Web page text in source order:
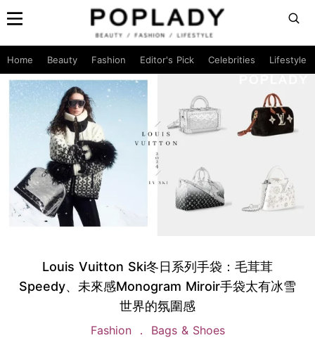
Home Beauty Fashion Editor's Pick Celebrities Lifestyle
Louis Vuitton Ski冬日系列手袋：毛茸茸
Speedy、未來感Monogram Miroir手袋太有冰雪
世界的氛圍感
Fashion Bags & Shoes